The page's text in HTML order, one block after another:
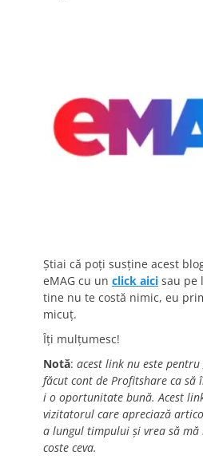
Știai că poți susține acest
eMAG cu un click aici sau pe
tine nu te costă nimic, eu
micuț.
Îți mulțumesc!
Notă: acest link nu este
făcut cont de Profitshare ca să
i o oportunitate bună. Acest
vizitatorul care apreciază
a lungul timpului și vrea să
coste ceva.